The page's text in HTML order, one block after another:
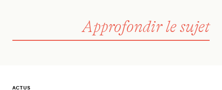
Approfondir le sujet
ACTUS